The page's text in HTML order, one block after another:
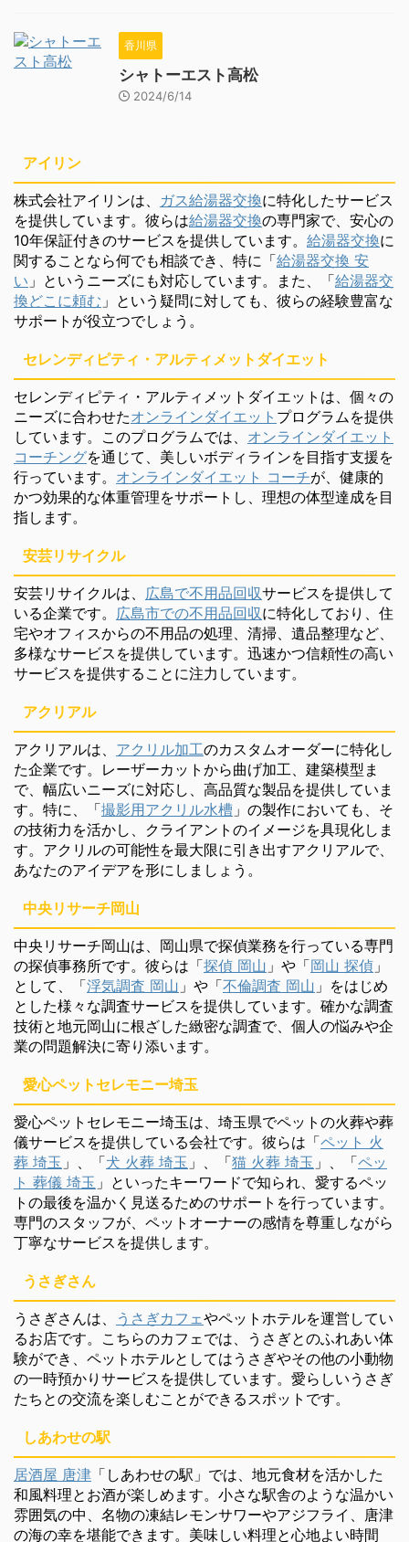
香川県
シャトーエスト高松
2024/6/14
アイリン
株式会社アイリンは、 ガス給湯器交換に特化したサービス
を提供しています。彼らは給湯器交換の専門家で、安心の
10年保証付きのサービスを提供しています。 給湯器交換に
関することなら何でも相談でき、特に「給湯器交換 安
い 」というニーズにも対応しています。また、「給湯器交
換どこに頼む 」という疑問に対しても、彼らの経験豊富な
サポートが役立つでしょう。
セレンディピティ・アルティメットダイエット
セレンディピティ・アルティメットダイエットは、個々の
ニーズに合わせたオンラインダイエット プログラムを提供
しています。このプログラムでは、 オンラインダイエット
コーチングを通じて、美しいボディラインを目指す支援を
行っています。 オンラインダイエット コーチが、健康的
かつ効果的な体重管理をサポートし、理想の体型達成を目
指します。
安芸リサイクル
安芸リサイクルは、 広島で不用品回収サービスを提供して
いる企業です。 広島市での不用品回収に特化しており、住
宅やオフィスからの不用品の処理、清掃、遺品整理など、
多様なサービスを提供しています。迅速かつ信頼性の高い
サービスを提供することに注力しています。
アクリアル
アクリアルは、 アクリル加工のカスタムオーダーに特化し
た企業です。レーザーカットから曲げ加工、建築模型ま
で、幅広いニーズに対応し、高品質な製品を提供していま
す。特に、「撮影用アクリル水槽 」の製作においても、そ
の技術力を活かし、クライアントのイメージを具現化しま
す。アクリルの可能性を最大限に引き出すアクリアルで、
あなたのアイデアを形にしましょう。
中央リサーチ岡山
中央リサーチ岡山は、岡山県で探偵業務を行っている専門
の探偵事務所です。彼らは「探偵 岡山 」や「岡山 探偵 」
として、「浮気調査 岡山 」や「不倫調査 岡山 」をはじめ
とした様々な調査サービスを提供しています。確かな調査
技術と地元岡山に根ざした緻密な調査で、個人の悩みや企
業の問題解決に寄り添います。
愛心ペットセレモニー埼玉
愛心ペットセレモニー埼玉は、埼玉県でペットの火葬や葬
儀サービスを提供している会社です。彼らは「ペット 火
葬 埼玉 」、「犬 火葬 埼玉 」、「猫 火葬 埼玉 」、「ペッ
ト 葬儀 埼玉 」といったキーワードで知られ、愛するペッ
トの最後を温かく見送るためのサポートを行っています。
専門のスタッフが、ペットオーナーの感情を尊重しながら
丁寧なサービスを提供します。
うさぎさん
うさぎさんは、 うさぎカフェやペットホテルを運営してい
るお店です。こちらのカフェでは、うさぎとのふれあい体
験ができ、ペットホテルとしてはうさぎやその他の小動物
の一時預かりサービスを提供しています。愛らしいうさぎ
たちとの交流を楽しむことができるスポットです。
しあわせの駅
居酒屋 唐津 「しあわせの駅」では、地元食材を活かした
和風料理とお酒が楽しめます。小さな駅舎のような温かい
雰囲気の中、名物の凍結レモンサワーやアジフライ、唐津
の海の幸を堪能できます。美味しい料理と心地よい時間